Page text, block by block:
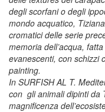
degli scorfani o degli
mondo acquatico,
cromatici delle serie
memoria dell’acqua,
evanescenti, con schizzi
painting.
In SURFISH AL T.
con gli animali dipinti da
magnificenza